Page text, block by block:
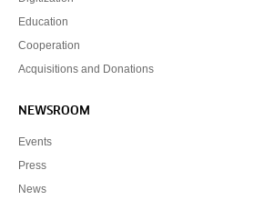
Education
Cooperation
Acquisitions and Donations
NEWSROOM
Events
Press
News